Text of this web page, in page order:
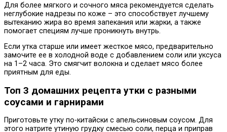
Для более мягкого и сочного мяса рекомендуется сделать
неглубокие надрезы по коже – это способствует лучшему
вытеканию жира во время запекания или жарки, а также
помогает специям лучше проникнуть внутрь.
Если утка старше или имеет жесткое мясо, предварительно
замочите ее в холодной воде с добавлением соли или уксуса
на 1–2 часа. Это смягчит волокна и сделает мясо более
приятным для еды.
Топ 3 домашних рецепта утки с разными
соусами и гарнирами
Приготовьте утку по-китайски с апельсиновым соусом. Для
этого натрите утиную грудку смесью соли, перца и приправ